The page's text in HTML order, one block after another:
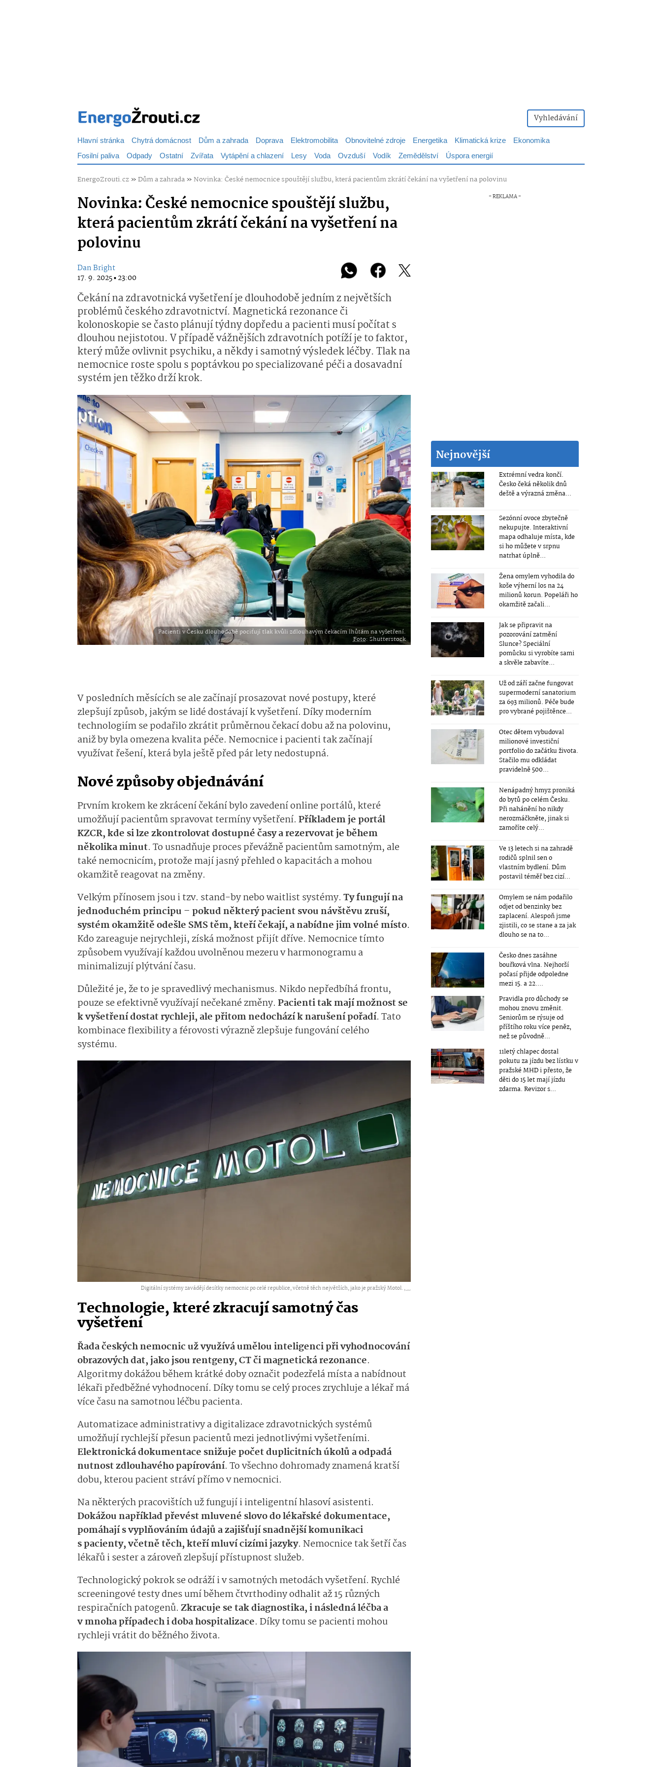
Vyhledávání
Hlavní stránka Chytrá domácnost Dům a zahrada Doprava Elektromobilita Obnovitelné zdroje Energetika Klimatická krize
Ekonomika
Fosilní paliva Odpady Ostatní Zvířata Vytápění a chlazení Lesy Voda Ovzduší Vodík Zemědělství Úspora energií
EnergoZrouti.cz»Dům a zahrada»Novinka: České nemocnice spouštějí službu, která pacientům zkrátí čekání na vyšetření na polovinu
Novinka: České nemocnice spouštějí službu,
která pacientům zkrátí čekání na vyšetření na
polovinu
Dan Bright
17. 9. 2025 ▪ 23:00
Čekání na zdravotnická vyšetření je dlouhodobě jedním z největších
problémů českého zdravotnictví. Magnetická rezonance či
kolonoskopie se často plánují týdny dopředu a pacienti musí počítat s
dlouhou nejistotou. V případě vážnějších zdravotních potíží je to faktor,
který může ovlivnit psychiku, a někdy i samotný výsledek léčby. Tlak na
nemocnice roste spolu s poptávkou po specializované péči a dosavadní
systém jen těžko drží krok.
Pacienti v Česku dlouhodobě pociťují tlak kvůli zdlouhavým čekacím lhůtám na vyšetření.
Foto: Shutterstock
V posledních měsících se ale začínají prosazovat nové postupy, které
zlepšují způsob, jakým se lidé dostávají k vyšetření. Díky moderním
technologiím se podařilo zkrátit průměrnou čekací dobu až na polovinu,
aniž by byla omezena kvalita péče. Nemocnice i pacienti tak začínají
využívat řešení, která byla ještě před pár lety nedostupná.
Nové způsoby objednávání
Prvním krokem ke zkrácení čekání bylo zavedení online portálů, které
umožňují pacientům spravovat termíny vyšetření. Příkladem je portál
KZCR, kde si lze zkontrolovat dostupné časy a rezervovat je během
několika minut. To usnadňuje proces převážně pacientům samotným, ale
také nemocnicím, protože mají jasný přehled o kapacitách a mohou
okamžitě reagovat na změny.
Velkým přínosem jsou i tzv. stand-by nebo waitlist systémy. Ty fungují na
jednoduchém principu – pokud některý pacient svou návštěvu zruší,
systém okamžitě odešle SMS těm, kteří čekají, a nabídne jim volné místo.
Kdo zareaguje nejrychleji, získá možnost přijít dříve. Nemocnice tímto
způsobem využívají každou uvolněnou mezeru v harmonogramu a
minimalizují plýtvání času.
Důležité je, že to je spravedlivý mechanismus. Nikdo nepředbíhá frontu,
pouze se efektivně využívají nečekané změny. Pacienti tak mají možnost se
k vyšetření dostat rychleji, ale přitom nedochází k narušení pořadí. Tato
kombinace flexibility a férovosti výrazně zlepšuje fungování celého
systému.
Digitální systémy zavádějí desítky nemocnic po celé republice, včetně těch největších, jako je pražský Motol. ,...
Technologie, které zkracují samotný čas
vyšetření
Řada českých nemocnic už využívá umělou inteligenci při vyhodnocování
obrazových dat, jako jsou rentgeny, CT či magnetická rezonance.
Algoritmy dokážou během krátké doby označit podezřelá místa a nabídnout
lékaři předběžné vyhodnocení. Díky tomu se celý proces zrychluje a lékař má
více času na samotnou léčbu pacienta.
Automatizace administrativy a digitalizace zdravotnických systémů
umožňují rychlejší přesun pacientů mezi jednotlivými vyšetřeními.
Elektronická dokumentace snižuje počet duplicitních úkolů a odpadá
nutnost zdlouhavého papírování. To všechno dohromady znamená kratší
dobu, kterou pacient stráví přímo v nemocnici.
Na některých pracovištích už fungují i inteligentní hlasoví asistenti.
Dokážou například převést mluvené slovo do lékařské dokumentace,
pomáhají s vyplňováním údajů a zajišťují snadnější komunikaci
s pacienty, včetně těch, kteří mluví cizími jazyky. Nemocnice tak šetří čas
lékařů i sester a zároveň zlepšují přístupnost služeb.
Technologický pokrok se odráží i v samotných metodách vyšetření. Rychlé
screeningové testy dnes umí během čtvrthodiny odhalit až 15 různých
respiračních patogenů. Zkracuje se tak diagnostika, i následná léčba a
v mnoha případech i doba hospitalizace. Díky tomu se pacienti mohou
rychleji vrátit do běžného života.
Nejnovější
Extrémní vedra končí.
Česko čeká několik dnů
deště a výrazná změna...
Sezónní ovoce zbytečně
nekupujte. Interaktivní
mapa odhaluje místa, kde
si ho můžete v srpnu
natrhat úplně...
Žena omylem vyhodila do
koše výherní los na 24
milionů korun. Popeláři ho
okamžitě začali...
Jak se připravit na
pozorování zatmění
Slunce? Speciální
pomůcku si vyrobíte sami
a skvěle zabavíte...
Už od září začne fungovat
supermoderní sanatorium
za 693 milionů. Péče bude
pro vybrané pojištěnce...
Otec dětem vybudoval
milionové investiční
portfolio do začátku života.
Stačilo mu odkládat
pravidelně 500...
Nenápadný hmyz proniká
do bytů po celém Česku.
Při nahánění ho nikdy
nerozmáčkněte, jinak si
zamoříte celý...
Ve 13 letech si na zahradě
rodičů splnil sen o
vlastním bydlení. Dům
postavil téměř bez cizí...
Omylem se nám podařilo
odjet od benzinky bez
zaplacení. Alespoň jsme
zjistili, co se stane a za jak
dlouho se na to...
Česko dnes zasáhne
bouřková vlna. Nejhorší
počasí přijde odpoledne
mezi 15. a 22....
Pravidla pro důchody se
mohou znovu změnit.
Seniorům se rýsuje od
příštího roku více peněz,
než se původně...
11letý chlapec dostal
pokutu za jízdu bez lístku v
pražské MHD i přesto, že
děti do 15 let mají jízdu
zdarma. Revizor s...